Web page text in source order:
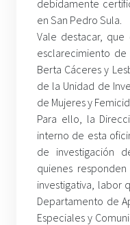
debidamente
en San Pedro Sula.
Vale destacar,
esclarecimiento
Berta Cáceres y
de la Unidad de
de Mujeres y
Para ello, la
interno de esta
de investigación
quienes
investigativa, labor
Departamento de
Especiales y